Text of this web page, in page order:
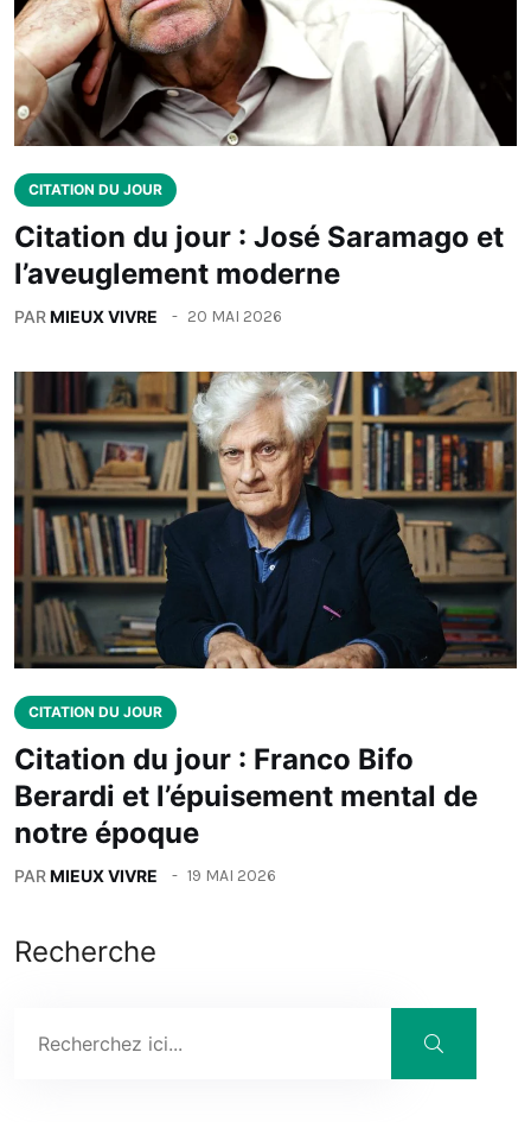
CITATION DU JOUR
Citation du jour : José Saramago et
l’aveuglement moderne
PARMIEUX VIVRE 20 MAI 2026
CITATION DU JOUR
Citation du jour : Franco Bifo
Berardi et l’épuisement mental de
notre époque
PARMIEUX VIVRE 19 MAI 2026
Recherche